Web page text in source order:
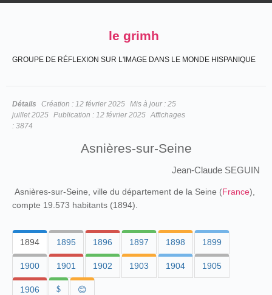
le grimh
GROUPE DE RÉFLEXION SUR L'IMAGE DANS LE MONDE HISPANIQUE
Détails Création : 12 février 2025 Mis à jour : 25
juillet 2025 Publication : 12 février 2025 Affichages
: 3874
Asnières-sur-Seine
Jean-Claude SEGUIN
Asnières-sur-Seine, ville du département de la Seine (France),
compte 19.573 habitants (1894).
1894 1895 1896 1897 1898 1899
1900 1901 1902 1903 1904 1905
1906 $ 😊